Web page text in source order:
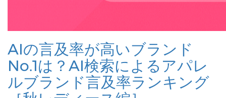
AIの言及率が高いブランド
No.1は？AI検索によるアパレ
ルブランド言及率ランキング